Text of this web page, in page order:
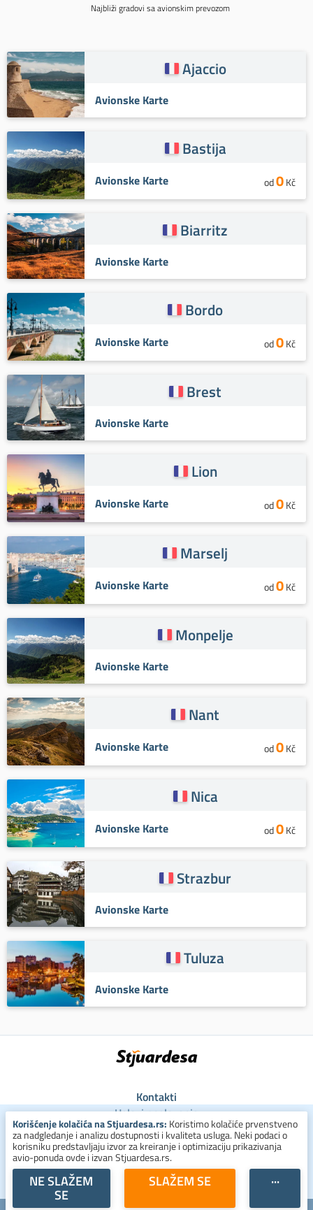
Najbliži gradovi sa avionskim prevozom
Ajaccio
Avionske Karte
Bastija
Avionske Karte od0Kč
Biarritz
Avionske Karte
Bordo
Avionske Karte od0Kč
Brest
Avionske Karte
Lion
Avionske Karte od0Kč
Marselj
Avionske Karte od0Kč
Monpelje
Avionske Karte
Nant
Avionske Karte od0Kč
Nica
Avionske Karte od0Kč
Strazbur
Avionske Karte
Tuluza
Avionske Karte
Kontakti
Uslovi poslovanja
Uslovi za kolačiće
Zaštita ličnih podataka
+381 800 300 137
Korišćenje kolačića na Stjuardesa.rs: Koristimo kolačiće prvenstveno
za nadgledanje i analizu dostupnosti i kvaliteta usluga. Neki podaci o
korisniku predstavljaju izvor za kreiranje i optimizaciju prikazivanja
avio-ponuda ovde i izvan Stjuardesa.rs.
NE SLAŽEM
SE
SLAŽEM SE ···